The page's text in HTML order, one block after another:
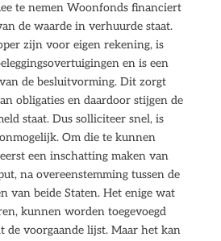
te nemen Woonfonds financiert
de waarde in verhuurde staat.
zijn voor eigen rekening, is
en is een
de besluitvorming. Dit zorgt
obligaties en daardoor stijgen de
staat. Dus solliciteer snel, is
Om die te kunnen
een inschatting maken van
na overeenstemming tussen de
van beide Staten. Het enige wat
kunnen worden toegevoegd
de voorgaande lijst. Maar het kan